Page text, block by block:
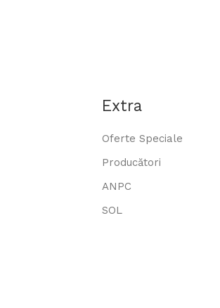
Extra
Oferte Speciale
Producători
ANPC
SOL